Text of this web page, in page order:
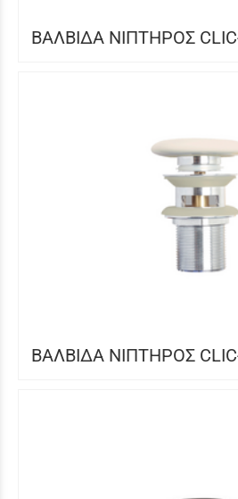
ΒΑΛΒΙΔΑ ΝΙΠΤΗΡΟΣ
ΒΑΛΒΙΔΑ ΝΙΠΤΗΡΟΣ